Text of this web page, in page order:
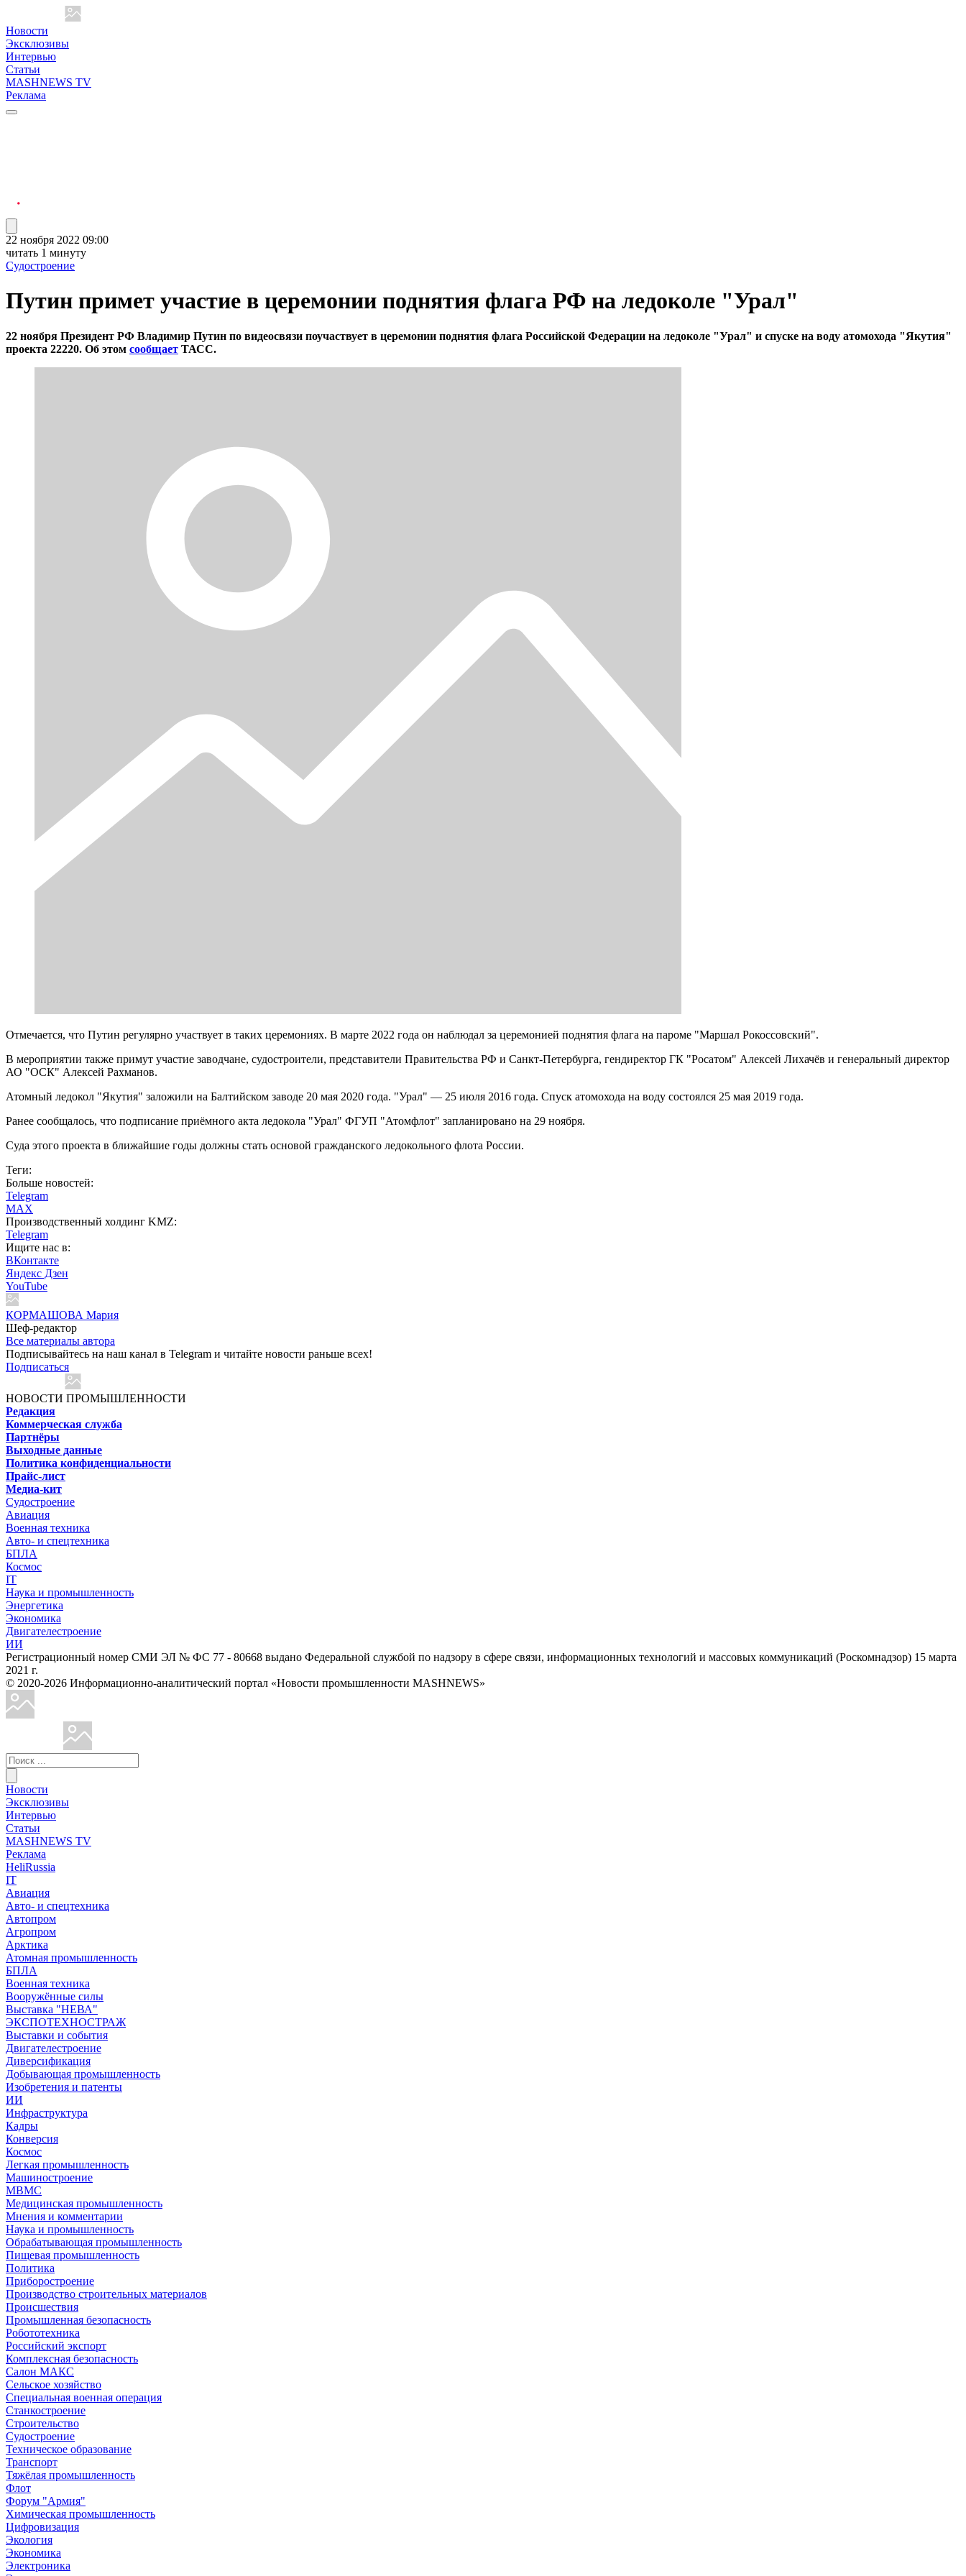
Новости
Эксклюзивы
Интервью
Статьи
MASHNEWS TV
Реклама
22 ноября 2022 09:00
читать 1 минуту
Судостроение
Путин примет участие в церемонии поднятия флага РФ на ледоколе "Урал"
22 ноября Президент РФ Владимир Путин по видеосвязи поучаствует в церемонии поднятия флага Российской Федерации на ледоколе "Урал" и спуске на воду атомохода "Якутия"
проекта 22220. Об этом сообщает ТАСС.
Отмечается, что Путин регулярно участвует в таких церемониях. В марте 2022 года он наблюдал за церемонией поднятия флага на пароме "Маршал Рокоссовский".
В мероприятии также примут участие заводчане, судостроители, представители Правительства РФ и Санкт-Петербурга, гендиректор ГК "Росатом" Алексей Лихачёв и генеральный директор
АО "ОСК" Алексей Рахманов.
Атомный ледокол "Якутия" заложили на Балтийском заводе 20 мая 2020 года. "Урал" — 25 июля 2016 года. Спуск атомохода на воду состоялся 25 мая 2019 года.
Ранее сообщалось, что подписание приёмного акта ледокола "Урал" ФГУП "Атомфлот" запланировано на 29 ноября.
Суда этого проекта в ближайшие годы должны стать основой гражданского ледокольного флота России.
Теги:
Больше новостей:
Telegram
MAX
Производственный холдинг KMZ:
Telegram
Ищите нас в:
ВКонтакте
Яндекс Дзен
YouTube
КОРМАШОВА Мария
Шеф-редактор
Все материалы автора
Подписывайтесь на наш канал в Telegram и читайте новости раньше всех!
Подписаться
НОВОСТИ ПРОМЫШЛЕННОСТИ
Редакция
Коммерческая служба
Партнёры
Выходные данные
Политика конфиденциальности
Прайс-лист
Медиа-кит
Судостроение
Авиация
Военная техника
Авто- и спецтехника
БПЛА
Космос
IT
Наука и промышленность
Энергетика
Экономика
Двигателестроение
ИИ
Регистрационный номер СМИ ЭЛ № ФС 77 - 80668 выдано Федеральной службой по надзору в сфере связи, информационных технологий и массовых коммуникаций (Роскомнадзор) 15 марта
2021 г.
© 2020-2026 Информационно-аналитический портал «Новости промышленности MASHNEWS»
Новости
Эксклюзивы
Интервью
Статьи
MASHNEWS TV
Реклама
HeliRussia
IT
Авиация
Авто- и спецтехника
Автопром
Агропром
Арктика
Атомная промышленность
БПЛА
Военная техника
Вооружённые силы
Выставка "НЕВА"
ЭКСПОТЕХНОСТРАЖ
Выставки и события
Двигателестроение
Диверсификация
Добывающая промышленность
Изобретения и патенты
ИИ
Инфраструктура
Кадры
Конверсия
Космос
Легкая промышленность
Машиностроение
МВМС
Медицинская промышленность
Мнения и комментарии
Наука и промышленность
Обрабатывающая промышленность
Пищевая промышленность
Политика
Приборостроение
Производство строительных материалов
Происшествия
Промышленная безопасность
Робототехника
Российский экспорт
Комплексная безопасность
Салон МАКС
Сельское хозяйство
Специальная военная операция
Станкостроение
Строительство
Судостроение
Техническое образование
Транспорт
Тяжёлая промышленность
Флот
Форум "Армия"
Химическая промышленность
Цифровизация
Экология
Экономика
Электроника